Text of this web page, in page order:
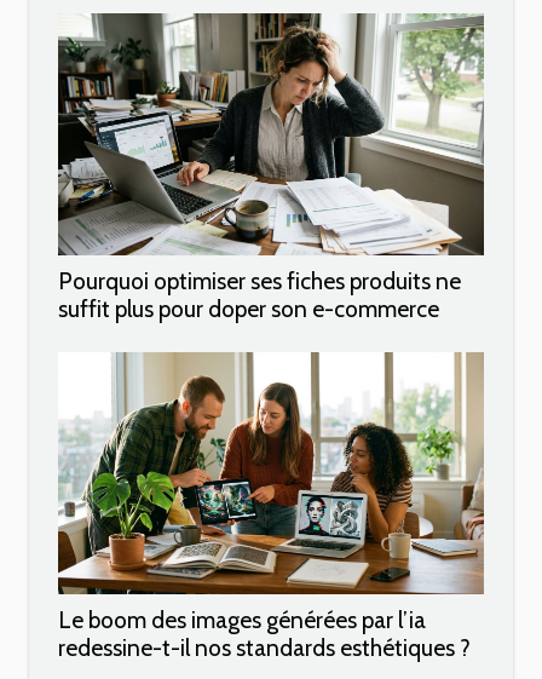
Pourquoi optimiser ses fiches produits ne
suffit plus pour doper son e-commerce
Le boom des images générées par l’ia
redessine-t-il nos standards esthétiques ?